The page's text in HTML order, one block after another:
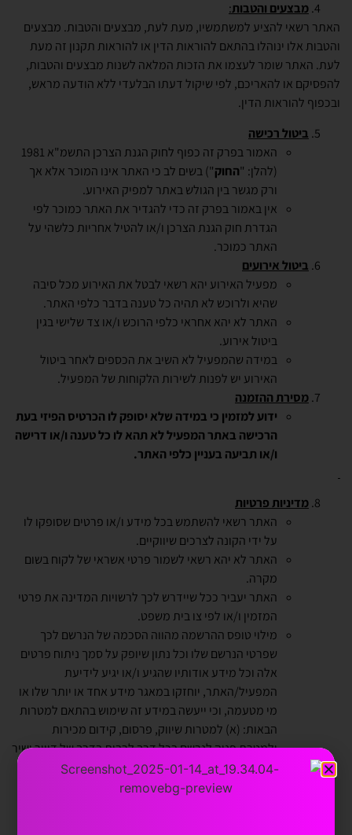
מבצעים והטבות:
האתר רשאי להציע למשתמשיו, מעת לעת, מבצעים והטבות. מבצעים
והטבות אלו ינוהלו בהתאם להוראות הדין או להוראות תקנון זה מעת
לעת. האתר שומר לעצמו את הזכות המלאה לשנות מבצעים והטבות,
להפסיקם או להאריכם, לפי שיקול דעתו הבלעדי ללא הודעה מראש,
ובכפוף להוראות הדין.
ביטול רכישה
האמור בפרק זה כפוף לחוק הגנת הצרכן התשמ"א 1981
(להלן: "החוק") בשים לב כי האתר אינו המוכר אלא אך
ורק מגשר בין הגולש באתר למפיק האירוע.
אין באמור בפרק זה כדי להגדיר את האתר כמוכר לפי
הגדרת חוק הגנת הצרכן ו/או להטיל אחריות כלשהי על
האתר כמוכר.
ביטול אירועים
מפעיל האירוע יהא רשאי לבטל את האירוע מכל סיבה
שהיא ולרוכש לא תהיה כל טענה בדבר כלפי האתר.
האתר לא יהא אחראי כלפי הרוכש ו/או צד שלישי בגין
ביטול אירוע.
במידה שהמפעיל לא השיב את הכספים לאחר ביטול
האירוע יש לפנות לשירות הלקוחות של המפעיל.
מסירת ההזמנה
ידוע למזמין כי במידה שלא יסופק לו הכרטיס הפיזי בעת
הרכישה באתר המפעיל לא תהא לו כל טענה ו/או דרישה
ו/או תביעה בעניין כלפי האתר.
מדיניות פרטיות
האתר רשאי להשתמש בכל מידע ו/או פרטים שסופקו לו
על ידי הקונה לצרכים שיווקיים.
האתר לא יהא רשאי לשמור פרטי אשראי של לקוח בשום
מקרה.
האתר יעביר ככל שיידרש לכך לרשויות המדינה את פרטי
המזמין ו/או לפי צו בית משפט.
מילוי טופס ההרשמה מהווה הסכמה של הנרשם לכך
שפרטי הנרשם שלו וכל נתון שיופק על סמך ניתוח פרטים
אלה וכל מידע אודותיו שהגיע ו/או יגיע לידיעת
המפעיל/האתר, יוחזקו במאגר מידע אחד או יותר שלו או
מי מטעמה, וכי ייעשה במידע זה שימוש בהתאם למטרות
הבאות: (א) למטרות שיווק, פרסום, קידום מכירות
ולמטרת פניה לנרשם בכל דרך לרבות בדרך של דיוור ישיר
בכל אמצעי תקשורת שימצא לנכון (לרבות בכתב, בדפוס,
בטלפון, הודעת טקסט, בפקסימיליה, בדרך ממוחשבת או